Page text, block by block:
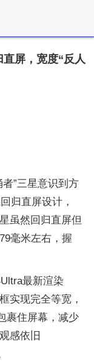
屏，宽度“反人
”三星意识到方
归直屏设计，
虽然回归直屏但
毫米左右，握
最新渲染
实现完全等宽，
裹住屏幕，减少
感依旧